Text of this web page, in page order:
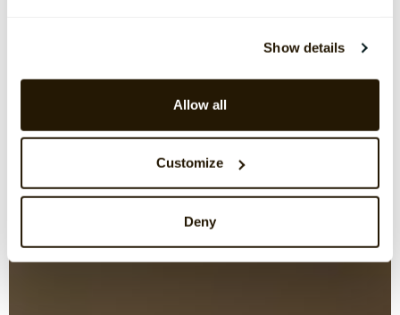
Show details
Allow all
Customize
Deny